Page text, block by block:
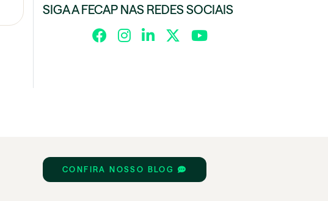
SIGA A FECAP NAS REDES SOCIAIS
CONFIRA NOSSO BLOG